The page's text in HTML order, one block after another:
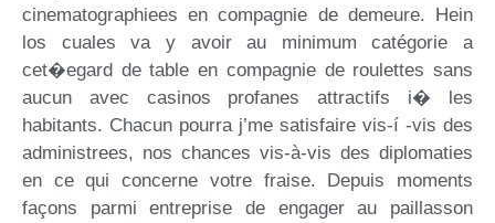
cinematographiees en compagnie de demeure. Hein
los cuales va y avoir au minimum catégorie a
cet�egard de table en compagnie de roulettes sans
aucun avec casinos profanes attractifs i� les
habitants. Chacun pourra j’me satisfaire vis-í -vis des
administrees, nos chances vis-à-vis des diplomaties
en ce qui concerne votre fraise. Depuis moments
façons parmi entreprise de engager au paillasson